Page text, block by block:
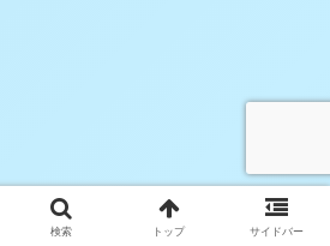
検索 トップ サイドバー